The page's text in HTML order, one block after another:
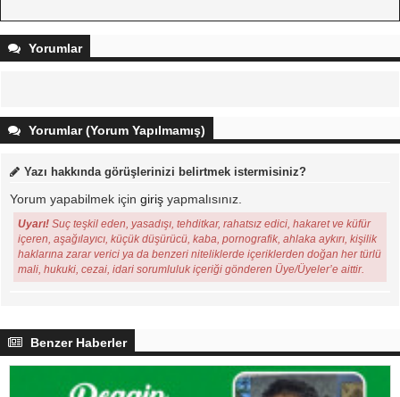
Yorumlar
Yorumlar (Yorum Yapılmamış)
Yazı hakkında görüşlerinizi belirtmek istermisiniz?
Yorum yapabilmek için giriş yapmalısınız.
Uyarı! Suç teşkil eden, yasadışı, tehditkar, rahatsız edici, hakaret ve küfür
içeren, aşağılayıcı, küçük düşürücü, kaba, pornografik, ahlaka aykırı, kişilik
haklarına zarar verici ya da benzeri niteliklerde içeriklerden doğan her türlü
mali, hukuki, cezai, idari sorumluluk içeriği gönderen Üye/Üyeler’e aittir.
Benzer Haberler